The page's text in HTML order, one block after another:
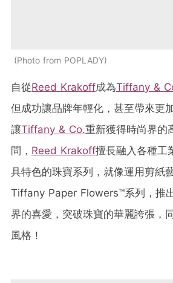
Photo from POPLADY
自從Reed Krakoff成為Tiffany &
但成功讓品牌年輕化，甚至帶來更
讓Tiffany & Co.重新獲得時尚界的
問， Reed Krakoff擅長融入各種工
具特色的珠寶系列，就像運用剪紙
Tiffany Paper Flowers™系列，推
界的喜愛，突破珠寶的華麗誇張，
風格！